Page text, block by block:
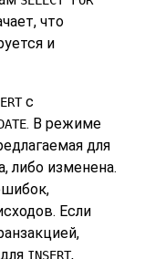
что
и
с
. В режиме
для
либо изменена.
Если
INSERT,